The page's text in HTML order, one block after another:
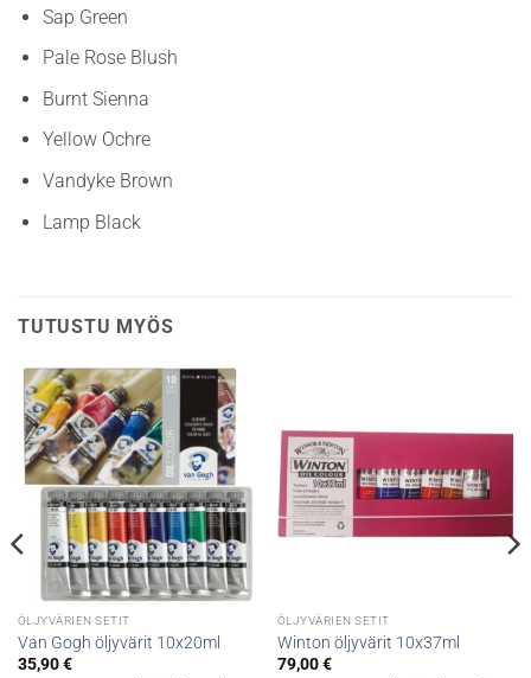
Sap Green
Pale Rose Blush
Burnt Sienna
Yellow Ochre
Vandyke Brown
Lamp Black
TUTUSTU MYÖS
ÖLJYVÄRIEN SETIT
Van Gogh öljyvärit 10x20ml
35,90€
ÖLJYVÄRIEN SETIT
Winton öljyvärit 10x37ml
79,00€